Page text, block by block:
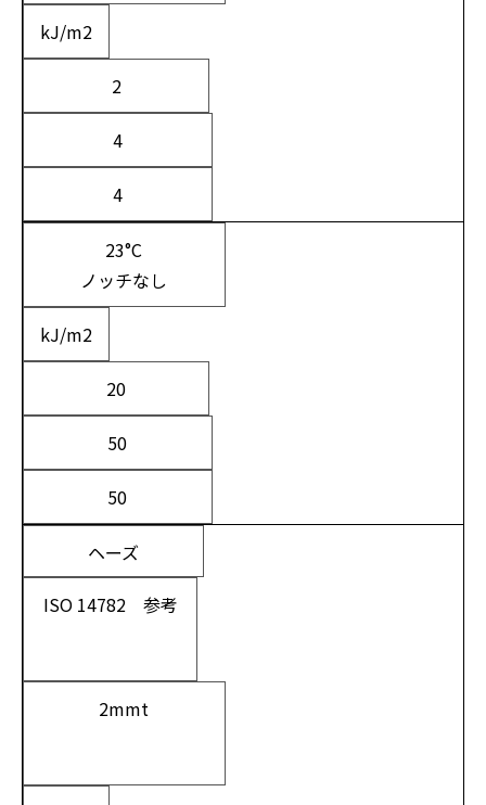
kJ/m2
2
4
4
23°C
ノッチなし
kJ/m2
20
50
50
ヘーズ
ISO 14782 参考
2mmt